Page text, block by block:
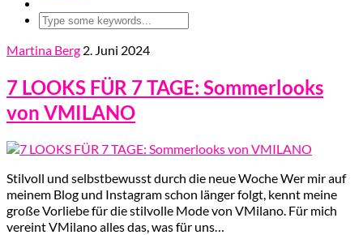
Martina Berg 2. Juni 2024
7 LOOKS FÜR 7 TAGE: Sommerlooks
von VMILANO
Stilvoll und selbstbewusst durch die neue Woche Wer mir auf
meinem Blog und Instagram schon länger folgt, kennt meine
große Vorliebe für die stilvolle Mode von VMilano. Für mich
vereint VMilano alles das, was für uns…